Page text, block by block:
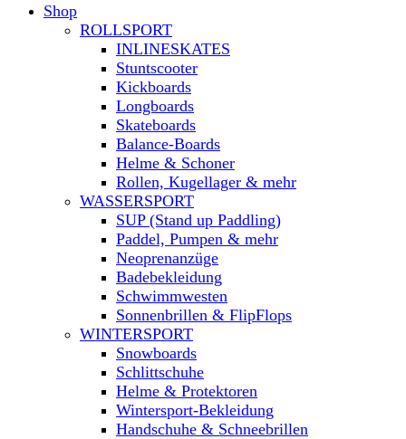
Shop
ROLLSPORT
INLINESKATES
Stuntscooter
Kickboards
Longboards
Skateboards
Balance-Boards
Helme & Schoner
Rollen, Kugellager & mehr
WASSERSPORT
SUP (Stand up Paddling)
Paddel, Pumpen & mehr
Neoprenanzüge
Badebekleidung
Schwimmwesten
Sonnenbrillen & FlipFlops
WINTERSPORT
Snowboards
Schlittschuhe
Helme & Protektoren
Wintersport-Bekleidung
Handschuhe & Schneebrillen